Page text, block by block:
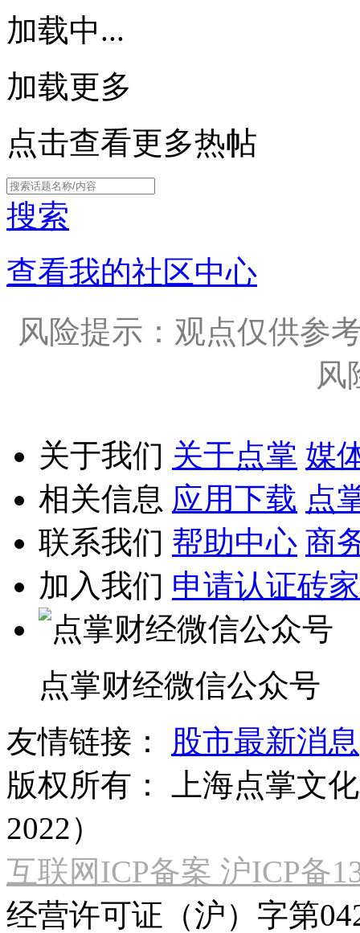
加载中...
加载更多
点击查看更多热帖
搜索
查看我的社区中心
风险提示：观点仅供参
风
关于我们 关于点掌 媒
相关信息 应用下载 点
联系我们 帮助中心 商
加入我们 申请认证砖家
点掌财经微信公众号
友情链接：
股市最新消息
版权所有：
上海点掌文
2022）
互联网ICP备案 沪ICP备
经营许可证（沪）字第